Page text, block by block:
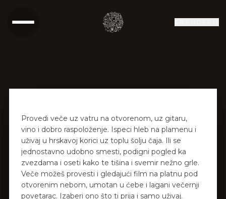
Provedi veče uz vatru na otvorenom, uz gitaru,
vino i dobro raspoloženje. Ispeci hleb na plamenu i
uživaj u hrskavoj korici uz toplu šolju čaja. Ili se
jednostavno udobno smesti, podigni pogled ka
zvezdama i oseti kako te tišina i svemir nežno grle.
Veče možeš provesti i gledajući film na platnu pod
otvorenim nebom, umotan u ćebe i lagani večernji
povetarac. Izaberi ono što ti prija i samo uživaj.